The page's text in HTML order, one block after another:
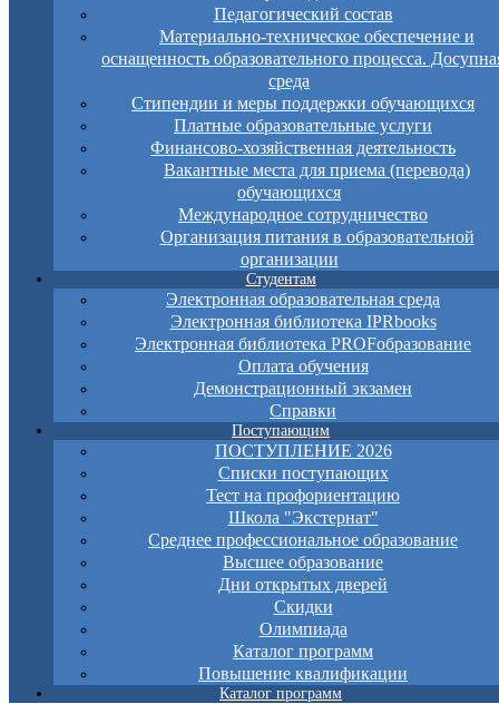
Педагогический состав
Материально-техническое обеспечение и
оснащенность образовательного процесса.
среда
Стипендии и меры поддержки обучающихся
Платные образовательные услуги
Финансово-хозяйственная деятельность
Вакантные места для приема (перевода)
обучающихся
Международное сотрудничество
Организация питания в образовательной
организации
Студентам
Электронная образовательная среда
Электронная библиотека IPRbooks
Электронная библиотека PROFобразование
Оплата обучения
Демонстрационный экзамен
Справки
Поступающим
ПОСТУПЛЕНИЕ 2026
Списки поступающих
Тест на профориентацию
Школа "Экстернат"
Среднее профессиональное образование
Высшее образование
Дни открытых дверей
Скидки
Олимпиада
Каталог программ
Повышение квалификации
Каталог программ